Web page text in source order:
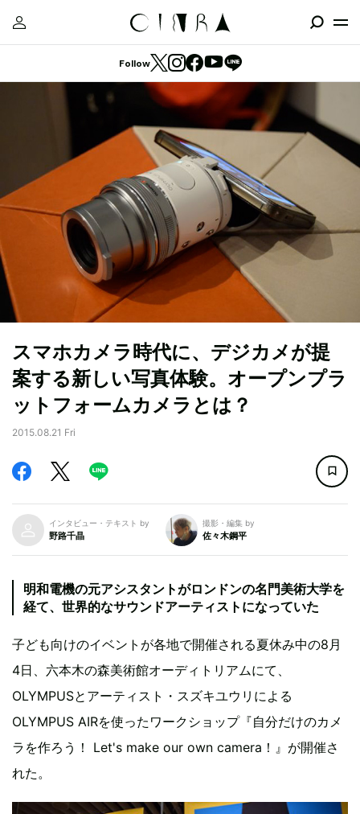
Follow
スマホカメラ時代に、デジカメが提
案する新しい写真体験。オープンプラ
ットフォームカメラとは？
2015.08.21 Fri
インタビュー・テキスト by
野路千晶
撮影・編集 by
佐々木鋼平
明和電機の元アシスタントがロンドンの名門美術大学を
経て、世界的なサウンドアーティストになっていた
子ども向けのイベントが各地で開催される夏休み中の8月
4日、六本木の森美術館オーディトリアムにて、
OLYMPUSとアーティスト・スズキユウリによる
OLYMPUS AIRを使ったワークショップ『自分だけのカメ
ラを作ろう！ Let's make our own camera！』が開催さ
れた。